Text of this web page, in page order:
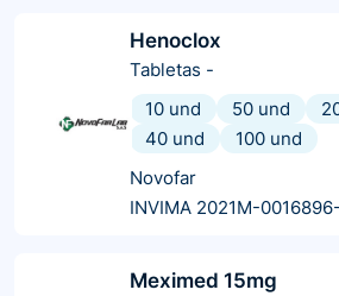
Henoclox
Tabletas -
10 und
50 und
40 und
100 und
Novofar
INVIMA 2021M-
Meximed 15mg